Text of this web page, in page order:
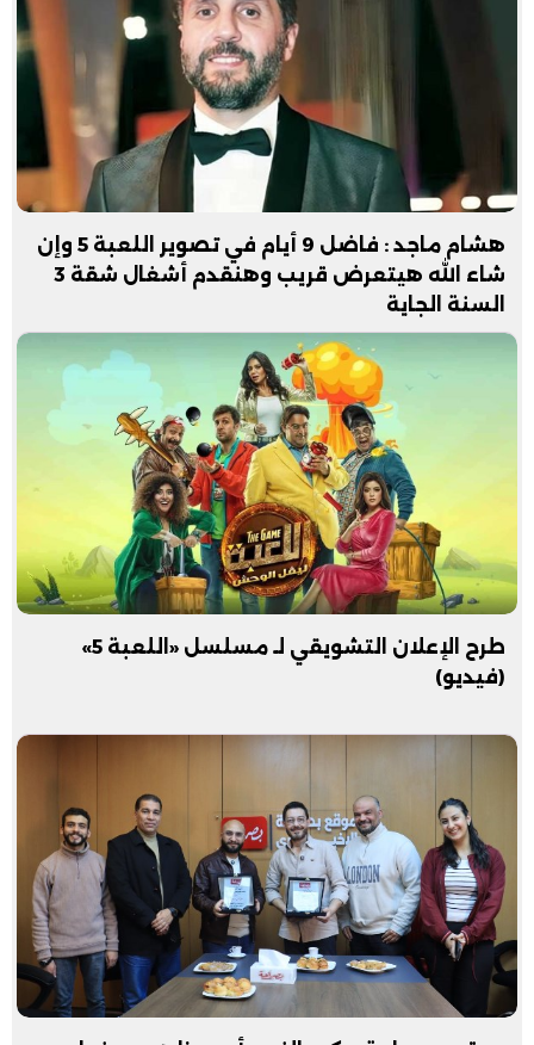
هشام ماجد : فاضل 9 أيام في تصوير اللعبة 5 وإن
شاء الله هيتعرض قريب وهنقدم أشغال شقة 3
السنة الجاية
طرح الإعلان التشويقي لـ مسلسل «اللعبة 5»
(فيديو)